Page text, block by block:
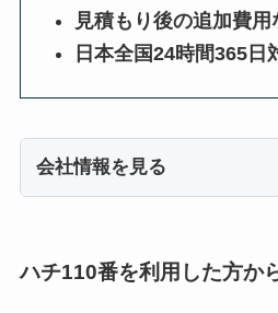
見積もり後の追加費用
日本全国24時間365日
会社情報を見る
ハチ110番を利用した方か